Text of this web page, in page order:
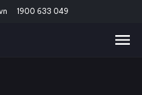
1900 633 049